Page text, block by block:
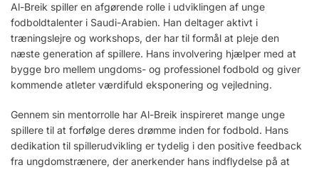
Al-Breik spiller en afgørende rolle i udviklingen af unge
fodboldtalenter i Saudi-Arabien. Han deltager aktivt i
træningslejre og workshops, der har til formål at pleje den
næste generation af spillere. Hans involvering hjælper med at
bygge bro mellem ungdoms- og professionel fodbold og giver
kommende atleter værdifuld eksponering og vejledning.
Gennem sin mentorrolle har Al-Breik inspireret mange unge
spillere til at forfølge deres drømme inden for fodbold. Hans
dedikation til spillerudvikling er tydelig i den positive feedback
fra ungdomstrænere, der anerkender hans indflydelse på at